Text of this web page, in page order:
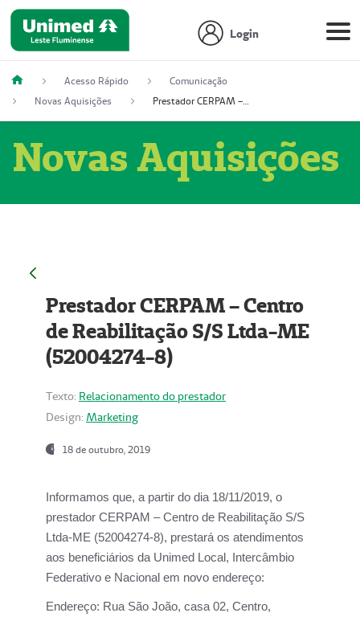
Login
Acesso Rápido
Comunicação
Novas Aquisições
Prestador CERPAM – Centro de Reabilitação S/S Ltda-ME (52004274-8)
Novas Aquisições
Prestador CERPAM – Centro
de Reabilitação S/S Ltda-ME
(52004274-8)
Texto: Relacionamento do prestador
Design: Marketing
18 de outubro, 2019
Informamos que, a partir do dia 18/11/2019, o
prestador CERPAM – Centro de Reabilitação S/S
Ltda-ME (52004274-8), prestará os atendimentos
aos beneficiários da Unimed Local, Intercâmbio
Federativo e Nacional em novo endereço:
Endereço: Rua São João, casa 02, Centro,